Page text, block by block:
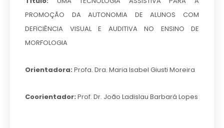
PROMOÇÃO DA AUTONOMIA DE ALUNOS COM
DEFICIÊNCIA VISUAL E AUDITIVA NO ENSINO DE
MORFOLOGIA
Orientadora: Profa. Dra. Maria Isabel Giusti Moreira
Coorientador: Prof. Dr. João Ladislau Barbará Lopes